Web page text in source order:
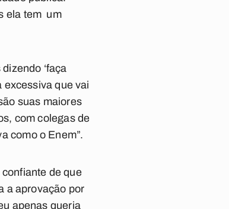
ela tem um
‘faça
excessiva que vai
suas maiores
com colegas de
como o Enem”.
de que
a aprovação por
apenas queria